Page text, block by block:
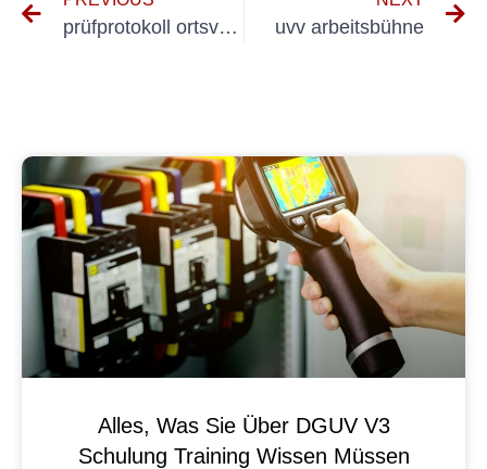
prüfprotokoll ortsveränderliche geräte excel uvv arbeitsbühne
Alles, Was Sie Über DGUV V3
Schulung Training Wissen Müssen